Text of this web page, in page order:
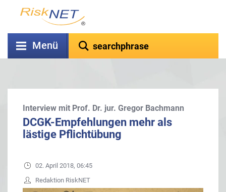
Menü
Interview mit Prof. Dr. jur. Gregor Bachmann
DCGK-Empfehlungen mehr als
lästige Pflichtübung
02. April 2018, 06:45
Redaktion RiskNET